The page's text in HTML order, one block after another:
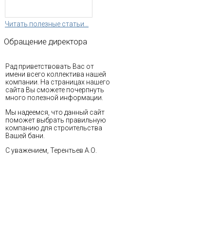
Читать полезные статьи...
Обращение директора
Рад приветствовать Вас от
имени всего коллектива нашей
компании. На страницах нашего
сайта Вы сможете почерпнуть
много полезной информации.
Мы надеемся, что данный сайт
поможет выбрать правильную
компанию для строительства
Вашей бани.
С уважением, Терентьев А.О.